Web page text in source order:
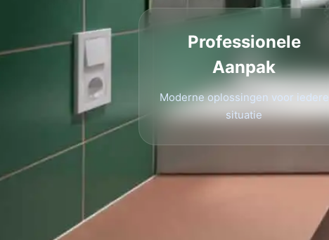
Professionele
Aanpak
Moderne oplossingen voor iedere
situatie